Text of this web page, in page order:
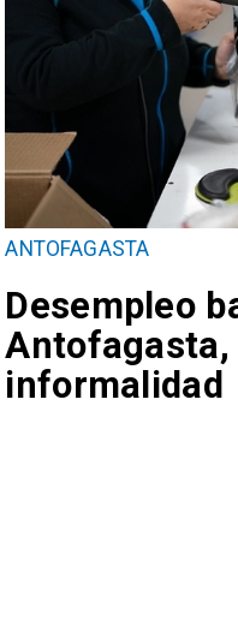
ANTOFAGASTA
Desempleo
Antofagasta,
informalidad